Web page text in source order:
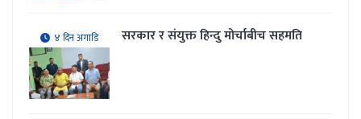
४ दिन अगाडि सरकार र संयुक्त हिन्दु मोर्चाबीच सहमति